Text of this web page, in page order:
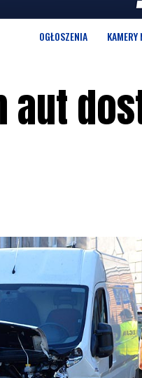
OGŁOSZENIA KAMERY
aut